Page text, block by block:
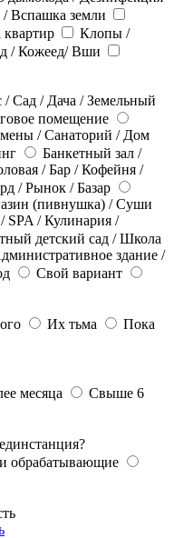
Вспашка земли
Клопы /
/ Кожеед/ Вши
/ Сад / Дача / Земельный
помещение
/ Санаторий / Дом
Банкетный зал /
/ Бар / Кофейня /
/ Рынок / Базар
(пивнушка) / Суши
SPA / Кулинария /
детский сад / Школа
здание /
Свой вариант
Их тьма
Пока
месяца
Свыше 6
обрабатывающие